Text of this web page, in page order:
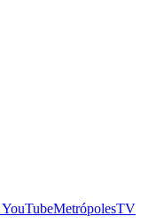
YouTubeMetrópolesTV